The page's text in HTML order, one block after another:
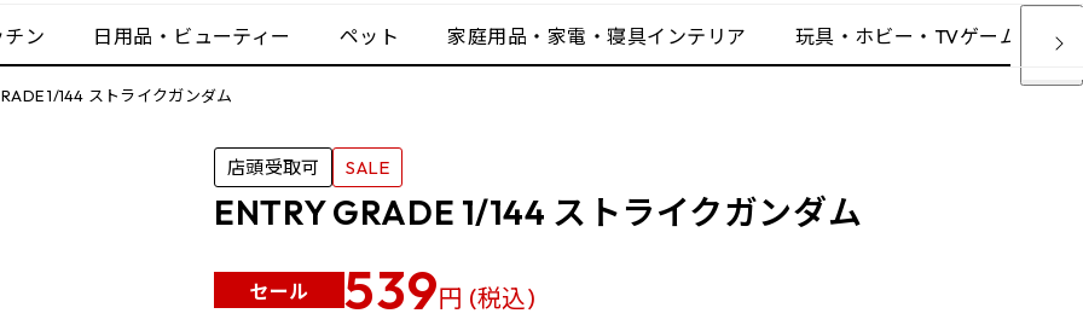
ン 日用品・ビューティー ペット 家庭用品・家電・寝具インテリア 玩具・ホビー・TVゲーム
1/144 ストライクガンダム
店頭受取可 SALE
ENTRY GRADE 1/144 ストライクガンダム
セール 539円 (税込)